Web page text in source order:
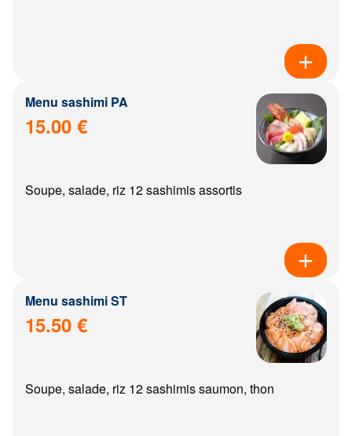
Menu sashimi PA
15.00 €
Soupe, salade, riz 12 sashimis assortis
Menu sashimi ST
15.50 €
Soupe, salade, riz 12 sashimis saumon, thon